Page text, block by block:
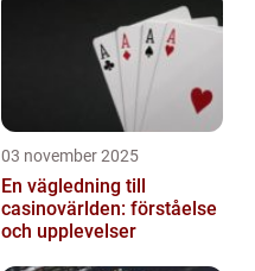
03 november 2025
En vägledning till
casinovärlden: förståelse
och upplevelser